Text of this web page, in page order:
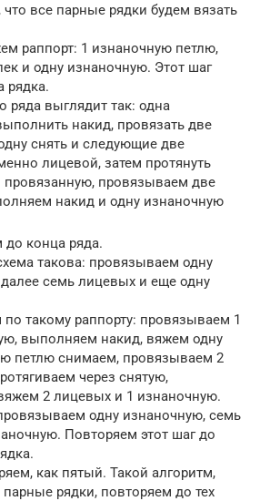
все парные рядки будем вязать
раппорт: 1 изнаночную петлю,
и одну изнаночную. Этот шаг
рядка.
ряда выглядит так: одна
накид, провязать две
снять и следующие две
лицевой, затем протянуть
провязанную, провязываем две
накид и одну изнаночную
до конца ряда.
такова: провязываем одну
семь лицевых и еще одну
такому раппорту: провязываем 1
выполняем накид, вяжем одну
петлю снимаем, провязываем 2
через снятую,
2 лицевых и 1 изнаночную.
одну изнаночную, семь
Повторяем этот шаг до
как пятый. Такой алгоритм,
рядки, повторяем до тех